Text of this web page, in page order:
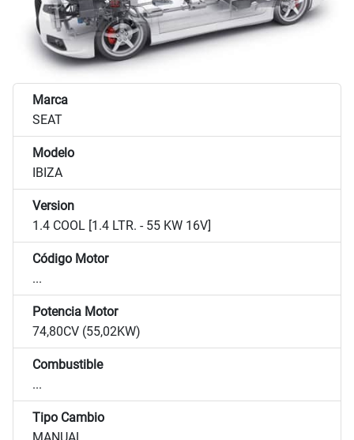
Marca
SEAT
Modelo
IBIZA
Version
1.4 COOL [1.4 LTR. - 55 KW 16V]
Código Motor
...
Potencia Motor
74,80CV (55,02KW)
Combustible
...
Tipo Cambio